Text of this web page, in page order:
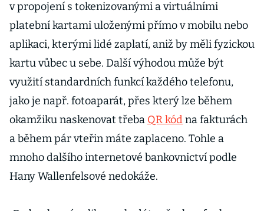
v propojení s tokenizovanými a virtuálními
platební kartami uloženými přímo v mobilu nebo
aplikaci, kterými lidé zaplatí, aniž by měli fyzickou
kartu vůbec u sebe. Další výhodou může být
využití standardních funkcí každého telefonu,
jako je např. fotoaparát, přes který lze během
okamžiku naskenovat třeba QR kódna fakturách
a během pár vteřin máte zaplaceno. Tohle a
mnoho dalšího internetové bankovnictví podle
Hany Wallenfelsové nedokáže.